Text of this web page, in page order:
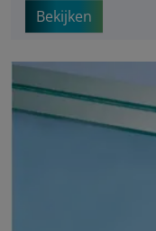
Bekijken